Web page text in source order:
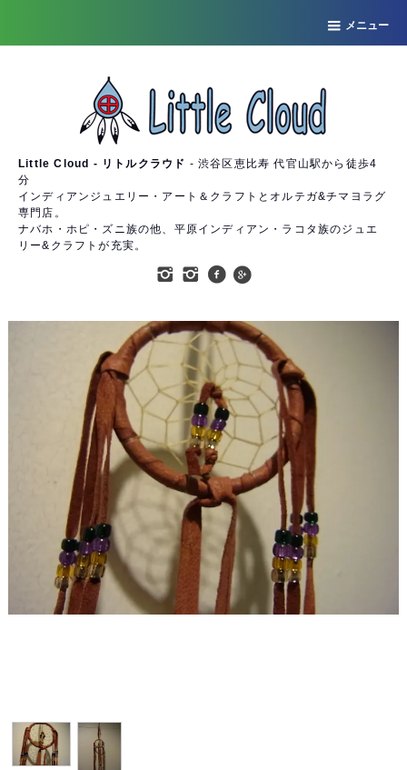
メニュー
Little Cloud - リトルクラウド - 渋谷区恵比寿 代官山駅から徒歩4
分
インディアンジュエリー・アート＆クラフトとオルテガ&チマヨラグ
専門店。
ナバホ・ホピ・ズニ族の他、平原インディアン・ラコタ族のジュエ
リー&クラフトが充実。